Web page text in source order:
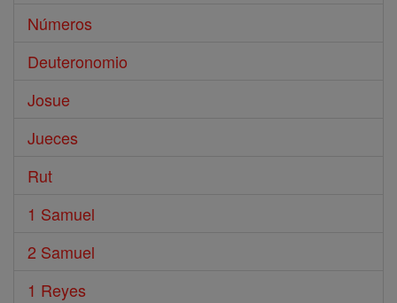
Números
Deuteronomio
Josue
Jueces
Rut
1 Samuel
2 Samuel
1 Reyes